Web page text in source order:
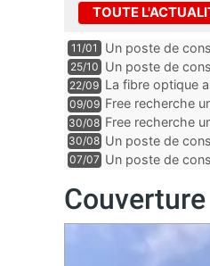
TOUTE
11/01
Un poste de
d’Indre-et-Loire
25/10 Un poste de
d’Indre-et-Loire
22/09 La fibre optique
09/09 Free recherche
30/08 Free recherche
30/08 Un poste de
département du
07/07 Un poste de